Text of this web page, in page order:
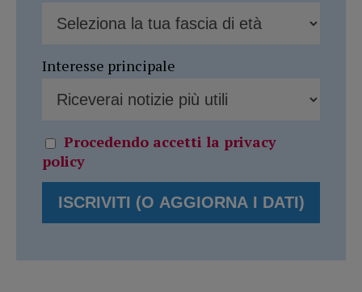
Interesse principale
Procedendo accetti la privacy
policy